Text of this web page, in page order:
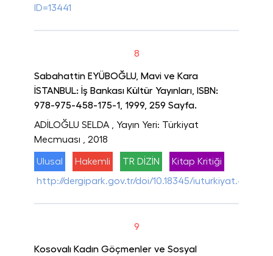
ID=13441
8
Sabahattin EYÜBOĞLU, Mavi ve Kara
İSTANBUL: İş Bankası Kültür Yayınları, ISBN:
978-975-458-175-1, 1999, 259 Sayfa.
ADİLOĞLU SELDA
, Yayın Yeri: Türkiyat
Mecmuası
, 2018
Ulusal Hakemli TR DİZİN
Kitap Kritiği
http://dergipark.gov.tr/doi/10.18345/iuturkiyat.437859
9
Kosovalı Kadın Göçmenler ve Sosyal